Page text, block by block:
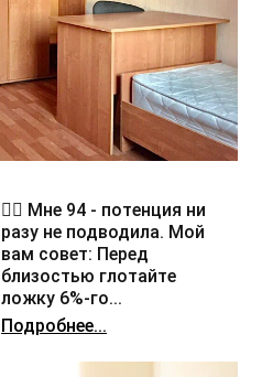
❤️‍🔥 Мне 94 - потенция ни
разу не подводила. Мой
вам совет: Перед
близостью глотайте
ложку 6%-го...
Подробнее...